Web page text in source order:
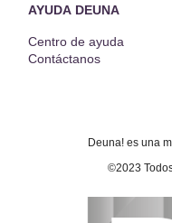
AYUDA DEUNA
Centro de ayuda
Contáctanos
Deuna! es una
©2023